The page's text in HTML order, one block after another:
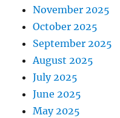
November 2025
October 2025
September 2025
August 2025
July 2025
June 2025
May 2025